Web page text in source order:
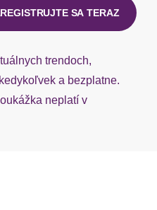
SA TERAZ
trendoch,
a bezplatne.
neplatí v